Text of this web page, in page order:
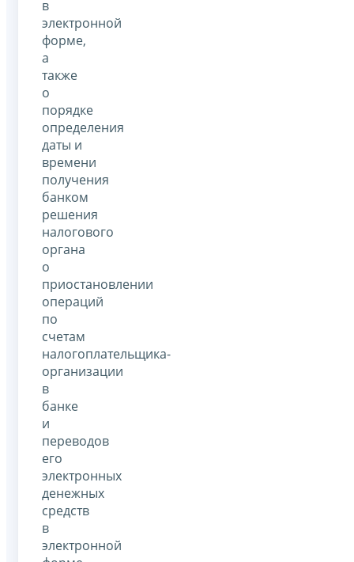
в
электронной
форме,
а
также
о
порядке
определения
даты и
времени
получения
банком
решения
налогового
органа
о
приостановлении
операций
по
счетам
налогоплательщика-
организации
в
банке
и
переводов
его
электронных
денежных
средств
в
электронной